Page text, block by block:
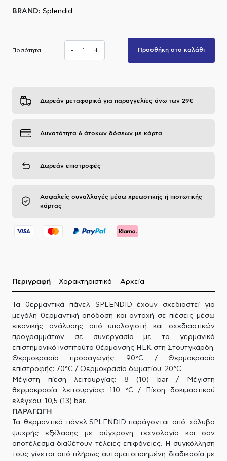
Α.Μ.Ε.Α
BRAND: Splendid
Ποσότητα - + Προσθήκη στο καλάθι
Δωρεάν μεταφορικά για παραγγελίες άνω των 29€
Δυνατότητα 6 άτοκων δόσεων με κάρτα
Δωρεάν επιστροφές
Ασφαλείς συναλλαγές μέσω χρεωστικής ή πιστωτικής
κάρτας
Περιγραφή Χαρακτηριστικά Αρχεία
Τα θερμαντικά πάνελ SPLENDID έχουν σχεδιαστεί για
μεγάλη θερμαντική απόδοση και αντοχή σε πιέσεις μέσω
εικονικής ανάλυσης από υπολογιστή και σχεδιαστικών
προγραμμάτων σε συνεργασία με το γερμανικό
επιστημονικό ινστιτούτο θέρμανσης HLK στη Στουτγκάρδη.
Θερμοκρασία προσαγωγής: 90°C / Θερμοκρασία
επιστροφής: 70°C / Θερμοκρασία δωματίου: 20°C.
Μέγιστη πίεση λειτουργίας: 8 (10) bar / Μέγιστη
θερμοκρασία λειτουργίας: 110 °C / Πίεση δοκιμαστικού
ελέγχου: 10,5 (13) bar.
ΠΑΡΑΓΩΓΗ
Τα θερμαντικά πάνελ SPLENDID παράγονται από χάλυβα
ψυχρής εξέλασης με σύγχρονη τεχνολογία και σαν
αποτέλεσμα διαθέτουν τέλειες επιφάνειες. Η συγκόλληση
τους γίνεται από πλήρως αυτοματοποιημένη διαδικασία με